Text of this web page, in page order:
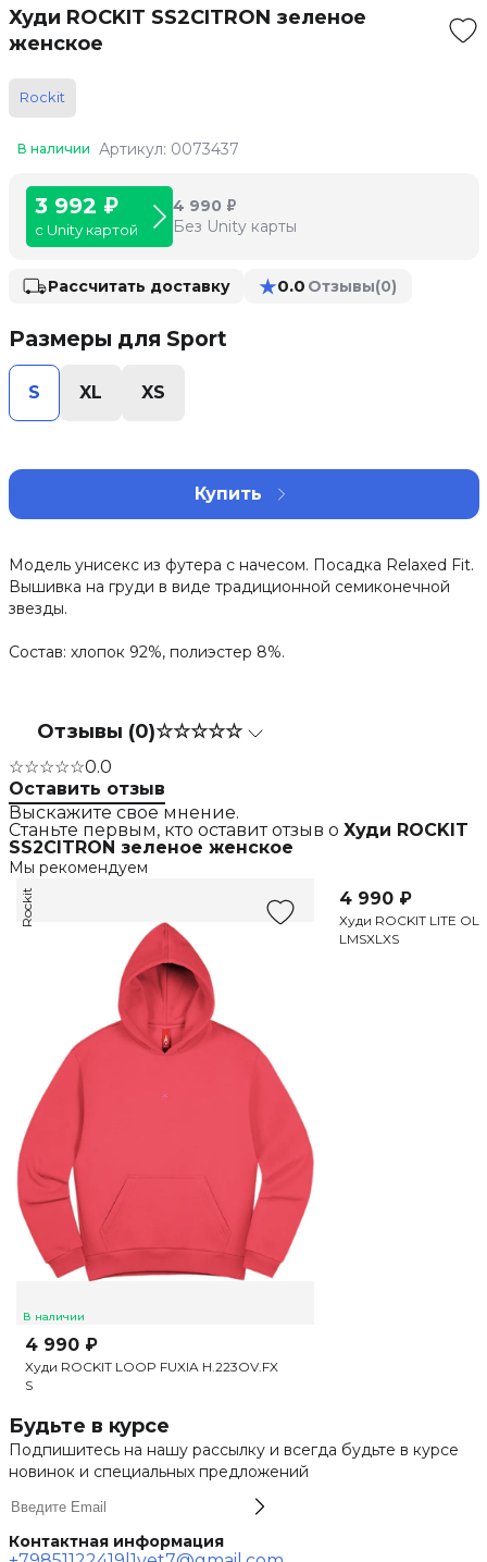
Худи ROCKIT SS2CITRON зеленое
женское
Rockit
В наличии Артикул: 0073437
3 992 ₽
с Unity картой
4 990 ₽
Без Unity карты
Рассчитать доставку ★0.0 Отзывы(0)
Размеры для Sport
S XL XS
Купить
Модель унисекс из футера с начесом. Посадка Relaxed Fit.
Вышивка на груди в виде традиционной семиконечной
звезды.
Состав: хлопок 92%, полиэстер 8%.
Отзывы (0)☆☆☆☆☆
☆☆☆☆☆0.0
Оставить отзыв
Выскажите свое мнение.
Станьте первым, кто оставит отзыв о Худи ROCKIT
SS2CITRON зеленое женское
Мы рекомендуем
В наличии
Rockit
4 990 ₽
Худи ROCKIT LOOP FUXIA H.223OV.FX
S
Rockit
4 990 ₽
Худи ROCKIT LITE
L MSXL XS
Будьте в курсе
Подпишитесь на нашу рассылку и всегда будьте в курсе
новинок и специальных предложений
Контактная информация